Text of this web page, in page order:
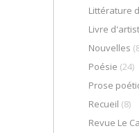
Littérature
Livre
Nouvelles
Poésie (24)
Prose
Recueil (8)
Revue Le